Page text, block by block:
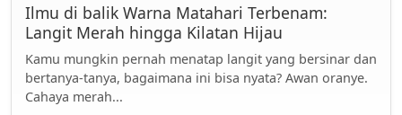
Ilmu di balik Warna Matahari Terbenam:
Langit Merah hingga Kilatan Hijau
Kamu mungkin pernah menatap langit yang bersinar dan
bertanya-tanya, bagaimana ini bisa nyata? Awan oranye.
Cahaya merah...